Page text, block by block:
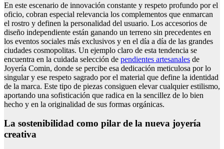
En este escenario de innovación constante y respeto profundo por el
oficio, cobran especial relevancia los complementos que enmarcan
el rostro y definen la personalidad del usuario. Los accesorios de
diseño independiente están ganando un terreno sin precedentes en
los eventos sociales más exclusivos y en el día a día de las grandes
ciudades cosmopolitas. Un ejemplo claro de esta tendencia se
encuentra en la cuidada selección de pendientes artesanales de
Joyería Comin, donde se percibe esa dedicación meticulosa por lo
singular y ese respeto sagrado por el material que define la identidad
de la marca. Este tipo de piezas consiguen elevar cualquier estilismo,
aportando una sofisticación que radica en la sencillez de lo bien
hecho y en la originalidad de sus formas orgánicas.
La sostenibilidad como pilar de la nueva joyería
creativa